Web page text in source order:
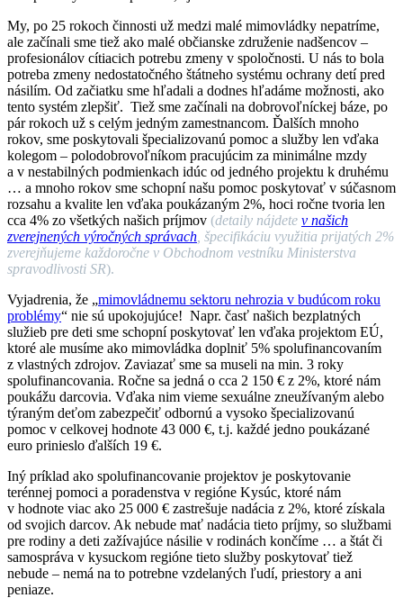
My, po 25 rokoch činnosti už medzi malé mimovládky nepatríme,
ale začínali sme tiež ako malé občianske združenie nadšencov –
profesionálov cítiacich potrebu zmeny v spoločnosti. U nás to bola
potreba zmeny nedostatočného štátneho systému ochrany detí pred
násilím. Od začiatku sme hľadali a dodnes hľadáme možnosti, ako
tento systém zlepšiť. Tiež sme začínali na dobrovoľníckej báze, po
pár rokoch už s celým jedným zamestnancom. Ďalších mnoho
rokov, sme poskytovali špecializovanú pomoc a služby len vďaka
kolegom – polodobrovoľníkom pracujúcim za minimálne mzdy
a v nestabilných podmienkach idúc od jedného projektu k druhému
… a mnoho rokov sme schopní našu pomoc poskytovať v súčasnom
rozsahu a kvalite len vďaka poukázaným 2%, hoci ročne tvoria len
cca 4% zo všetkých našich príjmov (detaily nájdete v našich
zverejnených výročných správach , špecifikáciu využitia prijatých 2%
zverejňujeme každoročne v Obchodnom vestníku Ministerstva
spravodlivosti SR).
Vyjadrenia, že „mimovládnemu sektoru nehrozia v budúcom roku
problémy“ nie sú upokojujúce! Napr. časť našich bezplatných
služieb pre deti sme schopní poskytovať len vďaka projektom EÚ,
ktoré ale musíme ako mimovládka doplniť 5% spolufinancovaním
z vlastných zdrojov. Zaviazať sme sa museli na min. 3 roky
spolufinancovania. Ročne sa jedná o cca 2 150 € z 2%, ktoré nám
poukážu darcovia. Vďaka nim vieme sexuálne zneužívaným alebo
týraným deťom zabezpečiť odbornú a vysoko špecializovanú
pomoc v celkovej hodnote 43 000 €, t.j. každé jedno poukázané
euro prinieslo ďalších 19 €.
Iný príklad ako spolufinancovanie projektov je poskytovanie
terénnej pomoci a poradenstva v regióne Kysúc, ktoré nám
v hodnote viac ako 25 000 € zastrešuje nadácia z 2%, ktoré získala
od svojich darcov. Ak nebude mať nadácia tieto príjmy, so službami
pre rodiny a deti zažívajúce násilie v rodinách končíme … a štát či
samospráva v kysuckom regióne tieto služby poskytovať tiež
nebude – nemá na to potrebne vzdelaných ľudí, priestory a ani
peniaze.